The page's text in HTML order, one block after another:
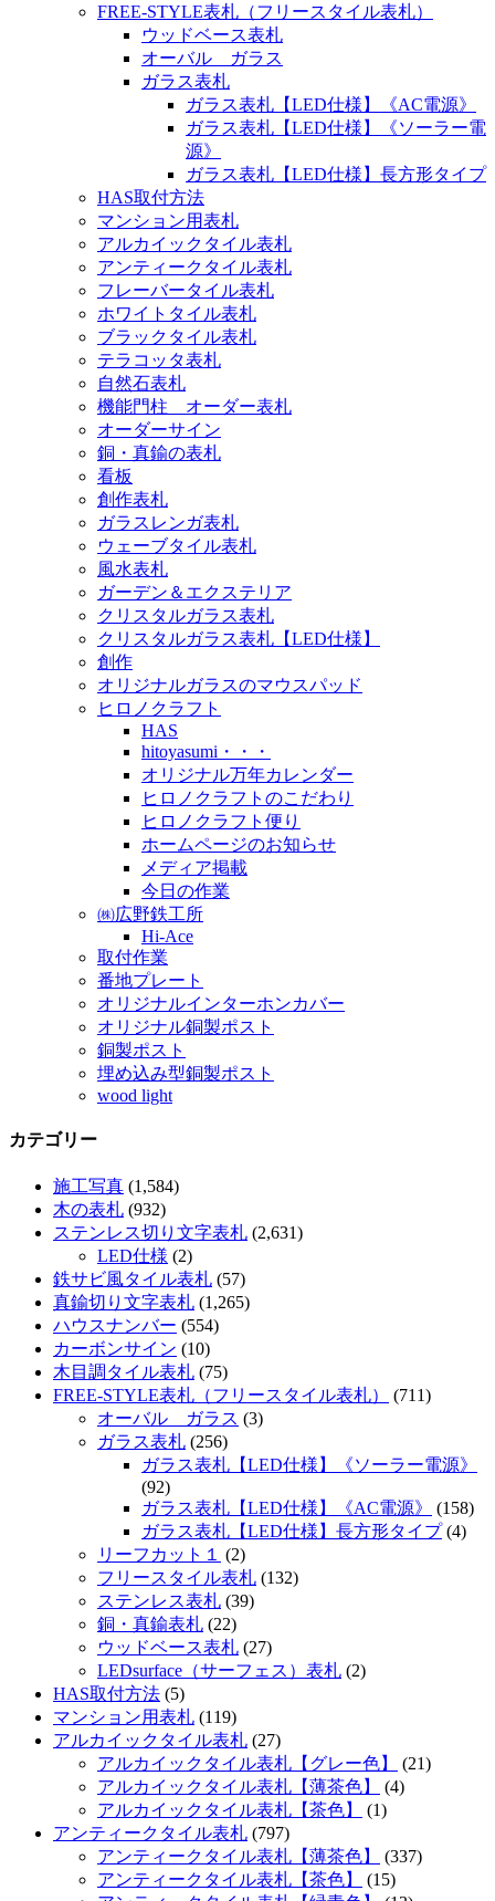
FREE-STYLE表札（フリースタイル表札）
ウッドベース表札
オーバル ガラス
ガラス表札
ガラス表札【LED仕様】《AC電源》
ガラス表札【LED仕様】《ソーラー電
源》
ガラス表札【LED仕様】長方形タイプ
HAS取付方法
マンション用表札
アルカイックタイル表札
アンティークタイル表札
フレーバータイル表札
ホワイトタイル表札
ブラックタイル表札
テラコッタ表札
自然石表札
機能門柱 オーダー表札
オーダーサイン
銅・真鍮の表札
看板
創作表札
ガラスレンガ表札
ウェーブタイル表札
風水表札
ガーデン＆エクステリア
クリスタルガラス表札
クリスタルガラス表札【LED仕様】
創作
オリジナルガラスのマウスパッド
ヒロノクラフト
HAS
hitoyasumi・・・
オリジナル万年カレンダー
ヒロノクラフトのこだわり
ヒロノクラフト便り
ホームページのお知らせ
メディア掲載
今日の作業
㈱広野鉄工所
Hi-Ace
取付作業
番地プレート
オリジナルインターホンカバー
オリジナル銅製ポスト
銅製ポスト
埋め込み型銅製ポスト
wood light
カテゴリー
施工写真 (1,584)
木の表札 (932)
ステンレス切り文字表札 (2,631)
LED仕様 (2)
鉄サビ風タイル表札 (57)
真鍮切り文字表札 (1,265)
ハウスナンバー (554)
カーボンサイン (10)
木目調タイル表札 (75)
FREE-STYLE表札（フリースタイル表札）
(711)
オーバル ガラス (3)
ガラス表札 (256)
ガラス表札【LED仕様】《ソーラー電源》
(92)
ガラス表札【LED仕様】《AC電源》
(158)
ガラス表札【LED仕様】長方形タイプ(4)
リーフカット１
(2)
フリースタイル表札 (132)
ステンレス表札 (39)
銅・真鍮表札 (22)
ウッドベース表札 (27)
LEDsurface（サーフェス）表札 (2)
HAS取付方法 (5)
マンション用表札 (119)
アルカイックタイル表札 (27)
アルカイックタイル表札【グレー色】
(21)
アルカイックタイル表札【薄茶色】
(4)
アルカイックタイル表札【茶色】
(1)
アンティークタイル表札 (797)
アンティークタイル表札【薄茶色】
(337)
アンティークタイル表札【茶色】
(15)